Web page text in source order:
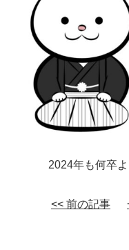
2024年も何卒
<< 前の記事